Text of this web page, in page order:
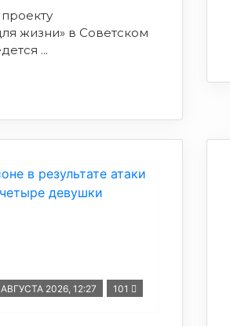
жизни» в Советском
...
2026, 12:27 101